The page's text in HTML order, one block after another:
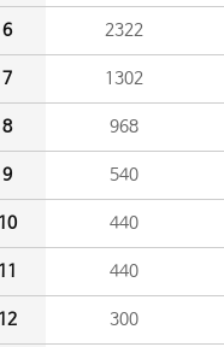
6 2322
7 1302
8 968
9 540
10 440
11 440
12 300